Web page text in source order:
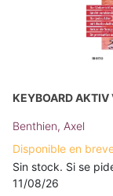
KEYBOARD AKTIV
Benthien, Axel
Disponible en
Sin stock. Si se
11/08/26